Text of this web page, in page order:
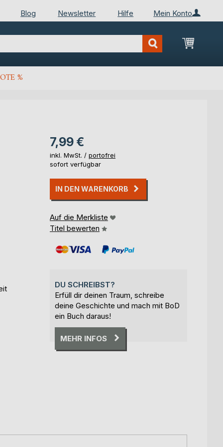
Mein Konto
Blog Newsletter Hilfe
Mein
%
7,99 €
inkl. MwSt. / portofrei
sofort verfügbar
IN DEN WARENKORB
Auf die Merkliste
Titel bewerten
DU SCHREIBST?
Erfüll dir deinen Traum, schreibe
deine Geschichte und mach mit BoD
ein Buch daraus!
MEHR INFOS